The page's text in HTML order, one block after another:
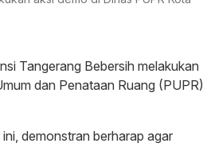
Tangerang Bebersih melakukan
dan Penataan Ruang (PUPR)
demonstran berharap agar